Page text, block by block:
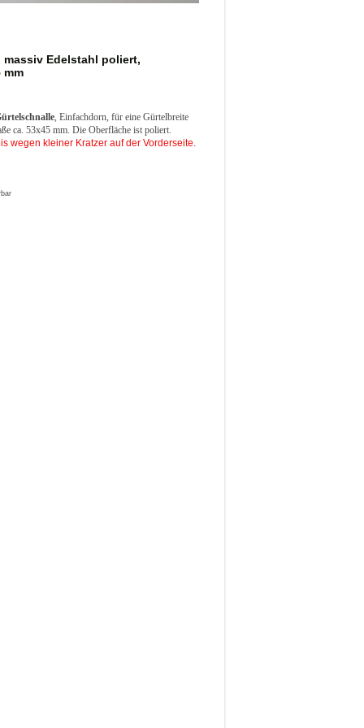
Edelstahl poliert,
mm
, Einfachdorn, für eine Gürtelbreite
ca. 53x45 mm. Die Oberfläche ist poliert.
wegen kleiner Kratzer auf der Vorderseite.